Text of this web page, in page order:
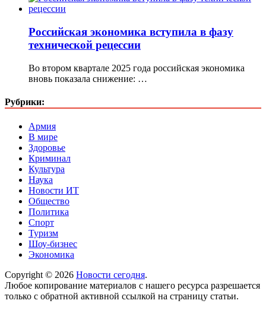
Российская экономика вступила в фазу
технической рецессии
Во втором квартале 2025 года российская экономика
вновь показала снижение: …
Рубрики:
Армия
В мире
Здоровье
Криминал
Культура
Наука
Новости ИТ
Общество
Политика
Спорт
Туризм
Шоу-бизнес
Экономика
Copyright © 2026 Новости сегодня.
Любое копирование материалов с нашего ресурса разрешается
только с обратной активной ссылкой на страницу статьи.